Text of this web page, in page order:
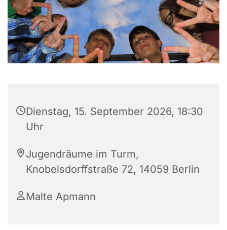
Dienstag, 15. September 2026, 18:30
Uhr
Jugendräume im Turm,
Knobelsdorffstraße 72, 14059 Berlin
Malte Apmann